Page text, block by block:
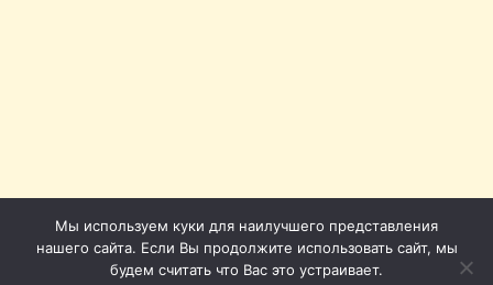
Мы используем куки для наилучшего представления
нашего сайта. Если Вы продолжите использовать сайт, мы
будем считать что Вас это устраивает.